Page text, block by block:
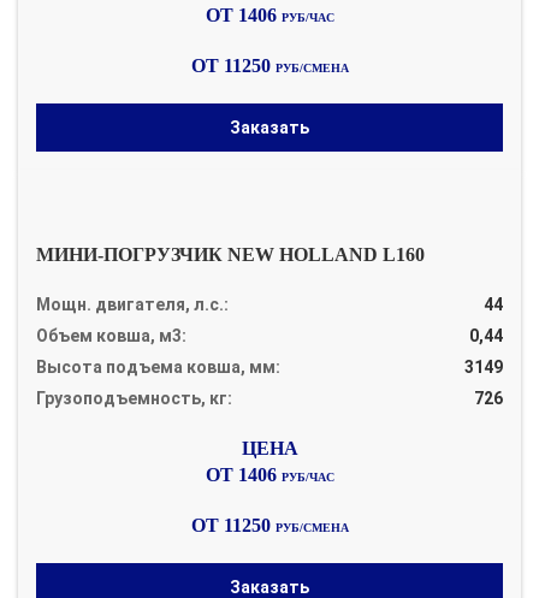
ОТ 1406 РУБ/ЧАС
ОТ 11250 РУБ/СМЕНА
Заказать
МИНИ-ПОГРУЗЧИК NEW HOLLAND L160
Мощн. двигателя, л.с.:
44
Объем ковша, м3:
0,44
Высота подъема ковша, мм:
3149
Грузоподъемность, кг:
726
ОТ 1406 РУБ/ЧАС
ОТ 11250 РУБ/СМЕНА
Заказать